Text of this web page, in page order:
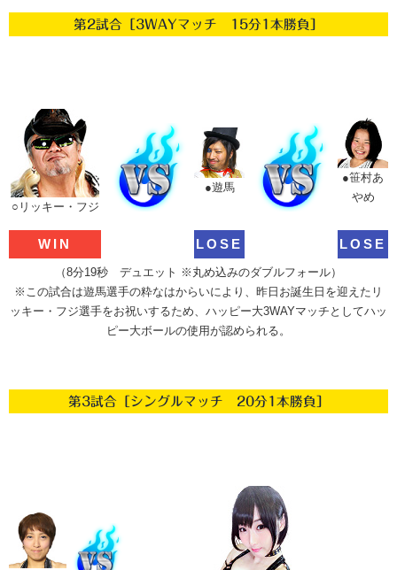
第2試合［3WAYマッチ 15分1本勝負］
○リッキー・フジ
●遊馬
●笹村あ
やめ
WIN LOSE LOSE
（8分19秒 デュエット ※丸め込みのダブルフォール）
※この試合は遊馬選手の粋なはからいにより、昨日お誕生日を迎えたリ
ッキー・フジ選手をお祝いするため、ハッピー大3WAYマッチとしてハッ
ピー大ボールの使用が認められる。
第3試合［シングルマッチ 20分1本勝負］